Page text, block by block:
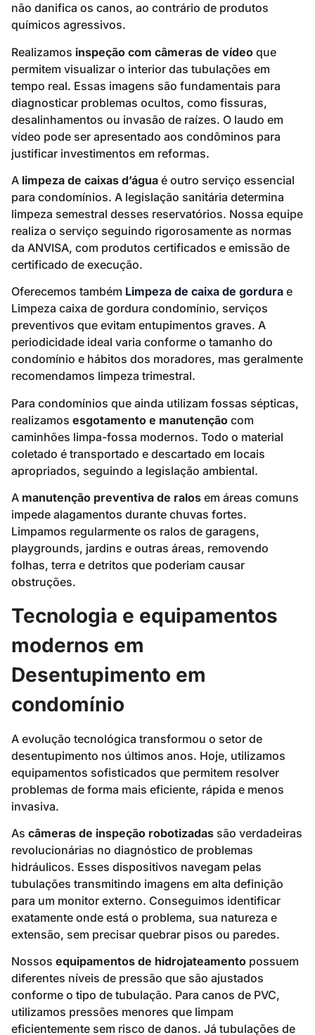
não danifica os canos, ao contrário de produtos
químicos agressivos.
Realizamos inspeção com câmeras de vídeo que
permitem visualizar o interior das tubulações em
tempo real. Essas imagens são fundamentais para
diagnosticar problemas ocultos, como fissuras,
desalinhamentos ou invasão de raízes. O laudo em
vídeo pode ser apresentado aos condôminos para
justificar investimentos em reformas.
A limpeza de caixas d’água é outro serviço essencial
para condomínios. A legislação sanitária determina
limpeza semestral desses reservatórios. Nossa equipe
realiza o serviço seguindo rigorosamente as normas
da ANVISA, com produtos certificados e emissão de
certificado de execução.
Oferecemos também Limpeza de caixa de gordura e
Limpeza caixa de gordura condomínio, serviços
preventivos que evitam entupimentos graves. A
periodicidade ideal varia conforme o tamanho do
condomínio e hábitos dos moradores, mas geralmente
recomendamos limpeza trimestral.
Para condomínios que ainda utilizam fossas sépticas,
realizamos esgotamento e manutenção com
caminhões limpa-fossa modernos. Todo o material
coletado é transportado e descartado em locais
apropriados, seguindo a legislação ambiental.
A manutenção preventiva de ralos em áreas comuns
impede alagamentos durante chuvas fortes.
Limpamos regularmente os ralos de garagens,
playgrounds, jardins e outras áreas, removendo
folhas, terra e detritos que poderiam causar
obstruções.
Tecnologia e equipamentos
modernos em
Desentupimento em
condomínio
A evolução tecnológica transformou o setor de
desentupimento nos últimos anos. Hoje, utilizamos
equipamentos sofisticados que permitem resolver
problemas de forma mais eficiente, rápida e menos
invasiva.
As câmeras de inspeção robotizadas são verdadeiras
revolucionárias no diagnóstico de problemas
hidráulicos. Esses dispositivos navegam pelas
tubulações transmitindo imagens em alta definição
para um monitor externo. Conseguimos identificar
exatamente onde está o problema, sua natureza e
extensão, sem precisar quebrar pisos ou paredes.
Nossos equipamentos de hidrojateamento possuem
diferentes níveis de pressão que são ajustados
conforme o tipo de tubulação. Para canos de PVC,
utilizamos pressões menores que limpam
eficientemente sem risco de danos. Já tubulações de